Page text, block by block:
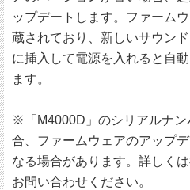
ップデートします。ファーム
蔵されており、新しいサウン
に挿入して電源を入れると自
ます。
※「M4000D」のシリアルナ
合、ファームウェアのアップ
なる場合があります。詳しく
お問い合わせください。